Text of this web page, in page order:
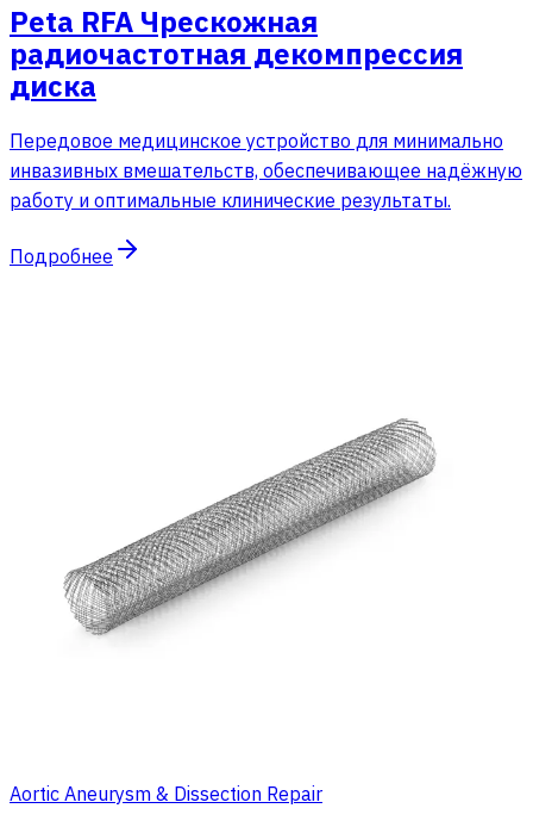
Peta RFA Чрескожная
радиочастотная декомпрессия
диска
Передовое медицинское устройство для минимально
инвазивных вмешательств, обеспечивающее надёжную
работу и оптимальные клинические результаты.
Подробнее
Aortic Aneurysm & Dissection Repair